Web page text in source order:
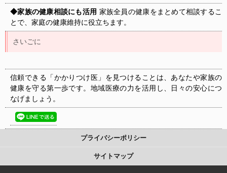
◆家族の健康相談にも活用 家族全員の健康をまとめて相談するこ
とで、家庭の健康維持に役立ちます。
さいごに
信頼できる「かかりつけ医」を見つけることは、あなたや家族の
健康を守る第一歩です。地域医療の力を活用し、日々の安心につ
なげましょう。
プライバシーポリシー
サイトマップ